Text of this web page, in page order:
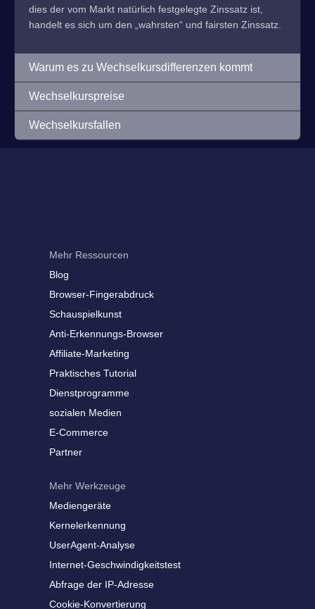
dies der vom Markt natürlich festgelegte Zinssatz ist,
handelt es sich um den „wahrsten“ und fairsten Zinssatz.
Warum es zu Wechselkursdifferenzen kommt
Wechselkurspreise
Wechselkursfallen
Mehr Ressourcen
Blog
Browser-Fingerabdruck
Schauspielkunst
Anti-Erkennungs-Browser
Affiliate-Marketing
Praktisches Tutorial
Dienstprogramme
sozialen Medien
E-Commerce
Partner
Mehr Werkzeuge
Mediengeräte
Kernelerkennung
UserAgent-Analyse
Internet-Geschwindigkeitstest
Abfrage der IP-Adresse
Cookie-Konvertierung